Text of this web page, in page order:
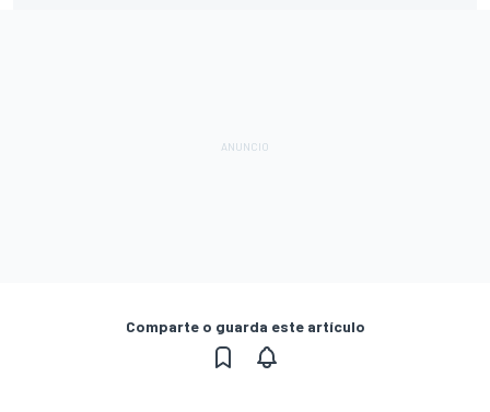
Comparte o guarda este artículo